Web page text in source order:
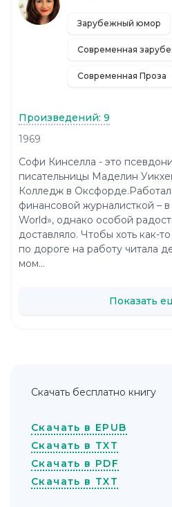
Зарубежный юмор
Современная Проза
Произведений: 9
1969
Софи Кинселла - это
писательницы Маделин
Колледж в
финансовой журналисткой –
World», однако особой
доставляло. Чтобы хоть как-
по дороге на работу читала
мом...
Показать
Скачать бесплатно книгу
Скачать в EPUB
Скачать в TXT
Скачать в PDF
Скачать в TXT